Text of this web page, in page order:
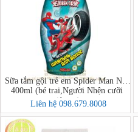
Sữa tắm gội trẻ em Spider Man Nga
400ml (bé trai,Người Nhện cưỡi
siêu xe)
Liên hệ 098.679.8008